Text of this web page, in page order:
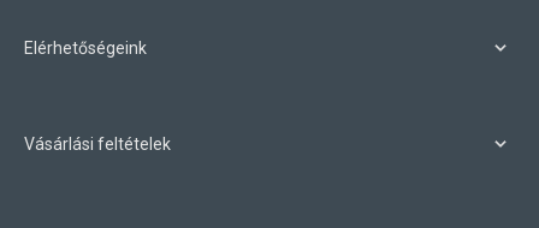
Elérhetőségeink
Vásárlási feltételek